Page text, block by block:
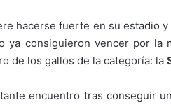
hacerse fuerte en su estadio
consiguieron vencer por la
de los gallos de la categoría: la
encuentro tras conseguir